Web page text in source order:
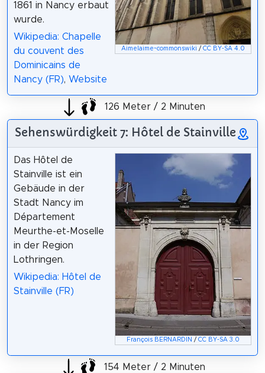
Aimelaime~commonswiki /CC BY-SA 4.0
1861 in Nancy erbaut
wurde.
Wikipedia: Chapelle
du couvent des
Dominicains de
Nancy (FR), Website
126 Meter / 2 Minuten
Sehenswürdigkeit 7: Hôtel de Stainville
François BERNARDIN /CC BY-SA 3.0
Das Hôtel de
Stainville ist ein
Gebäude in der
Stadt Nancy im
Département
Meurthe-et-Moselle
in der Region
Lothringen.
Wikipedia: Hôtel de
Stainville (FR)
154 Meter / 2 Minuten